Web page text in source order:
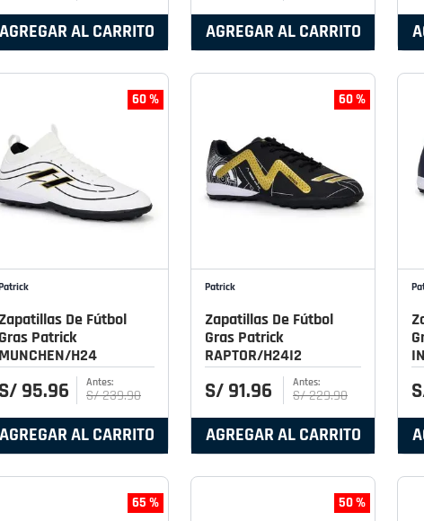
AGREGAR AL CARRITO AGREGAR AL CARRITO
60 %
De Fútbol
Gras Patrick
MUNCHEN/H24
S/ 95.96 S/239.90
AGREGAR AL CARRITO
60 %
Patrick
Zapatillas De Fútbol
Gras Patrick
RAPTOR/H24I2
S/ 91.96 S/229.90
AGREGAR AL CARRITO
65 % 50 %